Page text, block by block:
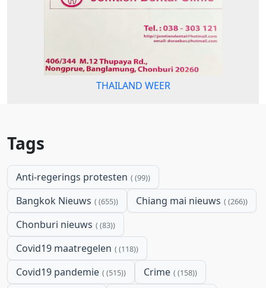
THAILAND WEER
Tags
Anti-regerings protesten (99)
Bangkok Nieuws (655) Chiang mai nieuws (266)
Chonburi nieuws (83)
Covid19 maatregelen (118)
Covid19 pandemie (515) Crime (158)